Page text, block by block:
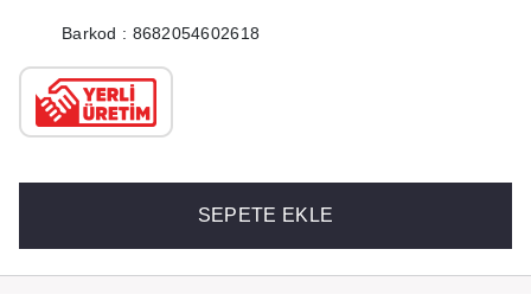
Barkod : 8682054602618
SEPETE EKLE